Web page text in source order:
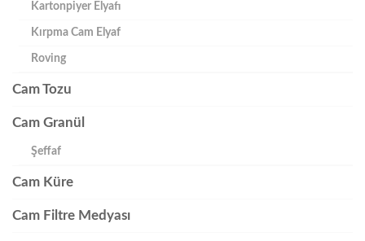
Kartonpiyer Elyafı
Kırpma Cam Elyaf
Roving
Cam Tozu
Cam Granül
Şeffaf
Cam Küre
Cam Filtre Medyası